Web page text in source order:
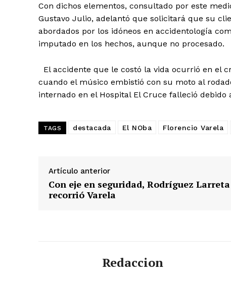
Con dichos elementos, consultado por este
Gustavo Julio, adelantó que solicitará que su
abordados por los idóneos en accidentología
imputado en los hechos, aunque no procesado.
El accidente que le costó la vida ocurrió en el
cuando el músico embistió con su moto al
internado en el Hospital El Cruce falleció
TAGS destacada El NOba Florencio Varela
Artículo anterior
Con eje en seguridad, Rodríguez Larreta
recorrió Varela
Redaccion